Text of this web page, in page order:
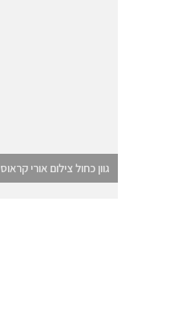
גוון כחול צילום אורי קראוס